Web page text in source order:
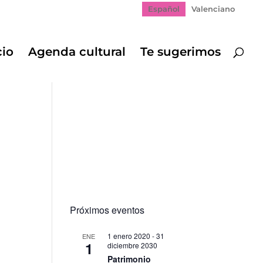
Español Valenciano
Agenda cultural Te sugerimos
Próximos eventos
ENE
1
1 enero 2020 -31
diciembre 2030
Patrimonio